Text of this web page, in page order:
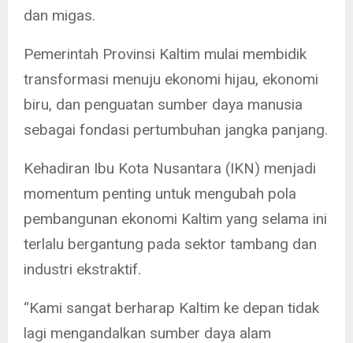
dan migas.
Pemerintah Provinsi Kaltim mulai membidik
transformasi menuju ekonomi hijau, ekonomi
biru, dan penguatan sumber daya manusia
sebagai fondasi pertumbuhan jangka panjang.
Kehadiran Ibu Kota Nusantara (IKN) menjadi
momentum penting untuk mengubah pola
pembangunan ekonomi Kaltim yang selama ini
terlalu bergantung pada sektor tambang dan
industri ekstraktif.
“Kami sangat berharap Kaltim ke depan tidak
lagi mengandalkan sumber daya alam